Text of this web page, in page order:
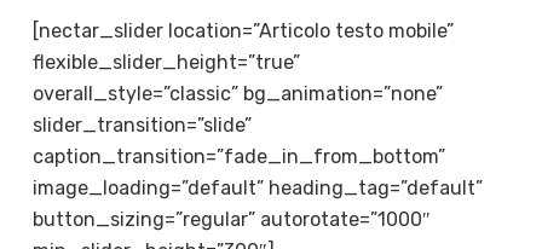
[nectar_slider location=”Articolo testo mobile”
flexible_slider_height=”true”
overall_style=”classic” bg_animation=”none”
slider_transition=”slide”
caption_transition=”fade_in_from_bottom”
image_loading=”default” heading_tag=”default”
button_sizing=”regular” autorotate=”1000″